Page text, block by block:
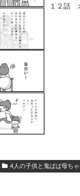
１２話
4人の子供と鬼ばば母ち